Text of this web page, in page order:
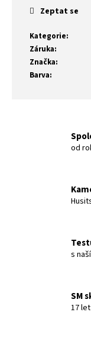
Kategorie:
Záruka:
Značka:
Barva:
Zeptat se
od
s
SM
17